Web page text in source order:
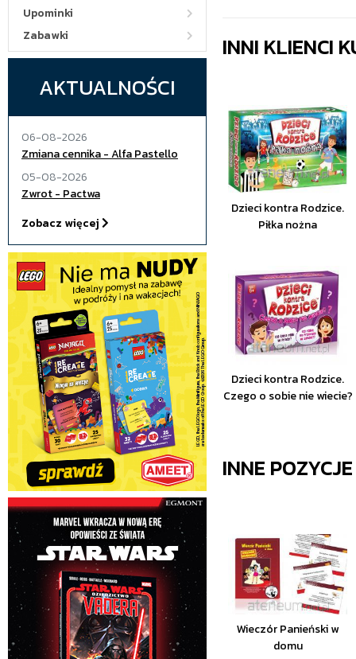
Upominki
Zabawki
AKTUALNOŚCI
06-08-2026
Zmiana cennika - Alfa Pastello
05-08-2026
Zwrot - Pactwa
Zobacz więcej
INNI KLIENCI
Dzieci kontra Rodzice.
Piłka nożna
Dzieci kontra Rodzice.
Czego o sobie nie wiecie?
INNE
Wieczór Panieński w
domu